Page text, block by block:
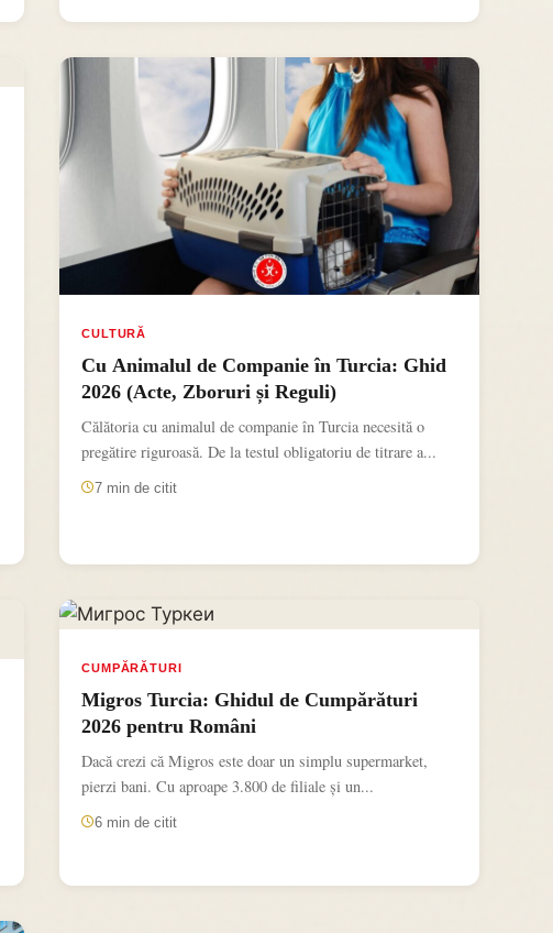
CULTURĂ
Cu Animalul de Companie în Turcia: Ghid
2026 (Acte, Zboruri și Reguli)
Călătoria cu animalul de companie în Turcia necesită o
pregătire riguroasă. De la testul obligatoriu de titrare a...
7 min de citit
CUMPĂRĂTURI
Migros Turcia: Ghidul de Cumpărături
2026 pentru Români
Dacă crezi că Migros este doar un simplu supermarket,
pierzi bani. Cu aproape 3.800 de filiale și un...
6 min de citit